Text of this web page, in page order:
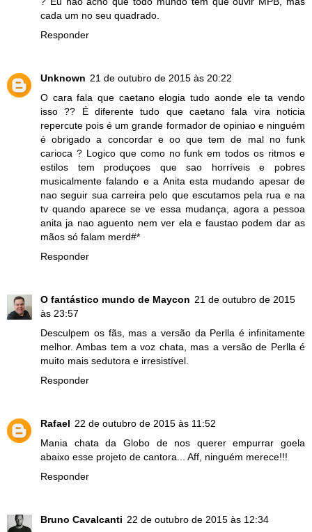
cada um no seu quadrado.
Responder
Unknown 21 de outubro de 2015 às 20:22
O cara fala que caetano elogia tudo aonde ele ta vendo
isso ?? É diferente tudo que caetano fala vira noticia
repercute pois é um grande formador de opiniao e ninguém
é obrigado a concordar e oo que tem de mal no funk
carioca ? Logico que como no funk em todos os ritmos e
estilos tem produçoes que sao horríveis e pobres
musicalmente falando e a Anita esta mudando apesar de
nao seguir sua carreira pelo que escutamos pela rua e na
tv quando aparece se ve essa mudança, agora a pessoa
anita ja nao aguento nem ver ela e faustao podem dar as
mãos só falam merd#*
Responder
O fantástico mundo de Maycon 21 de outubro de 2015
às 23:57
Desculpem os fãs, mas a versão da Perlla é infinitamente
melhor. Ambas tem a voz chata, mas a versão de Perlla é
muito mais sedutora e irresistível.
Responder
Rafael 22 de outubro de 2015 às 11:52
Mania chata da Globo de nos querer empurrar goela
abaixo esse projeto de cantora... Aff, ninguém merece!!!
Responder
Bruno Cavalcanti 22 de outubro de 2015 às 12:34